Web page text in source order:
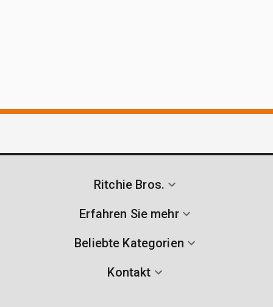
Ritchie Bros.
Erfahren Sie mehr
Beliebte Kategorien
Kontakt